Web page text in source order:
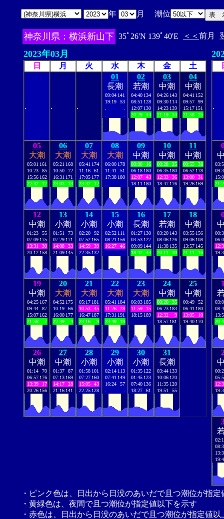
年 月 潮位
神奈川県：横浜新山下 35ﾟ26'N 139ﾟ40'E ＜＜ 前月
2023年03月
日 月 火 水 木 金 土
. . .
01
長潮
09:04 141
19:19
53
02
若潮
04:40 134
08:51 128
12:07 130
20:29
44
03
中潮
04:26 143
09:30 114
14:23 139
21:19
34
04
中潮
04:41 152
09:57
99
15:17 151
21:58
25
05
大潮
05:01 161
10:23
85
15:56 162
22:32
17
06
大潮
05:21 168
10:50
72
16:31 171
23:03
13
07
大潮
05:41 174
11:16
61
17:05 177
23:32
12
08
大潮
06:00 178
11:41
51
17:38 180
09
中潮
00:00
16
06:18 180
12:07
43
18:11 180
10
中潮
00:28
25
06:35 180
12:33
36
18:47 176
11
中潮
00:55
38
06:52 178
13:00
31
19:26 169
12
中潮
01:23
55
07:09 175
13:31
30
20:12 158
13
小潮
01:51
73
07:29 171
14:08
33
21:09 145
14
小潮
02:20
92
07:52 165
14:59
39
22:35 132
15
小潮
02:52 111
08:21 156
16:27
46
16
長潮
01:27 130
03:53 127
09:09 144
18:42
43
17
若潮
03:20 143
08:06 126
11:38 135
20:11
30
18
中潮
03:55 156
09:06 108
13:57 145
21:11
16
19
中潮
04:25 167
09:44
87
15:07 162
21:58
7
20
大潮
04:52 175
10:19
66
16:00 177
22:39
4
21
大潮
05:17 181
10:53
45
16:47 187
23:16
9
22
大潮
05:41 184
11:26
28
17:31 191
23:49
19
23
大潮
06:03 185
11:59
15
18:15 189
24
中潮
00:20
35
06:23 183
12:32
9
18:57 181
25
中潮
00:49
52
06:41 180
13:05
10
19:40 170
26
中潮
01:14
70
06:57 176
13:39
17
20:26 156
27
中潮
01:37
87
07:13 169
14:17
28
21:16 141
28
小潮
01:58 101
07:27 160
15:05
43
22:25 128
29
小潮
02:14 113
07:41 149
16:24
57
30
小潮
01:35 122
01:45 123
07:40 136
18:27
61
31
長潮
03:44 133
10:06 120
11:35 120
19:51
55
.
・ピンク色は、日出から日没のあいだで且つ潮位が指
・黄緑色は、夜間で且つ潮位が指定値以下を示す
・赤色は、日出から日没のあいだで且つ潮位が指定値以